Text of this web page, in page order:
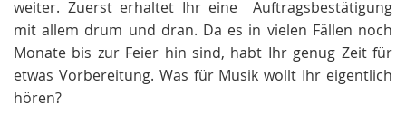
weiter. Zuerst erhaltet Ihr eine Auftragsbestätigung
mit allem drum und dran. Da es in vielen Fällen noch
Monate bis zur Feier hin sind, habt Ihr genug Zeit für
etwas Vorbereitung. Was für Musik wollt Ihr eigentlich
hören?